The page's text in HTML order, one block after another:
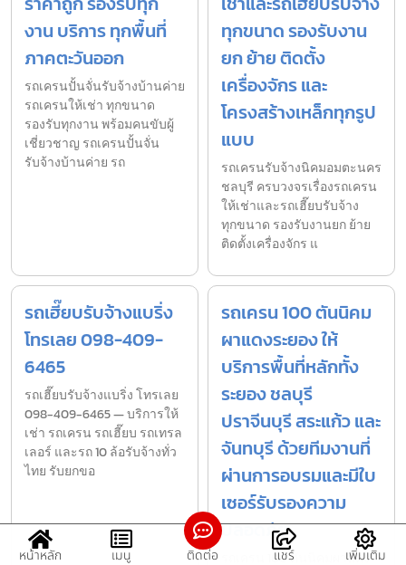
งาน บริการ ทุกพื้นที่
ภาคตะวันออก
รถเครนปั้นจั่นรับจ้างบ้านค่าย
รถเครนให้เช่า ทุกขนาด
รองรับทุกงาน พร้อมคนขับผู้
เชี่ยวชาญ รถเครนปั้นจั่น
รับจ้างบ้านค่าย รถ
ทุกขนาด รองรับงาน
ยก ย้าย ติดตั้ง
เครื่องจักร และ
โครงสร้างเหล็กทุกรูป
แบบ
รถเครนรับจ้างนิคมอมตะนคร
ชลบุรี ครบวงจรเรื่องรถเครน
ให้เช่าและรถเฮี๊ยบรับจ้าง
ทุกขนาด รองรับงานยก ย้าย
ติดตั้งเครื่องจักร แ
รถเฮี๊ยบรับจ้างแบริ่ง
โทรเลย 098-409-
6465
รถเฮี๊ยบรับจ้างแบริ่ง โทรเลย
098-409-6465 — บริการให้
เช่า รถเครน รถเฮี๊ยบ รถเทรล
เลอร์ และรถ 10 ล้อรับจ้างทั่ว
ไทย รับยกขอ
รถเครน 100 ตันนิคม
ผาแดงระยอง ให้
บริการพื้นที่หลักทั้ง
ระยอง ชลบุรี
ปราจีนบุรี สระแก้ว และ
จันทบุรี ด้วยทีมงานที่
ผ่านการอบรมและมีใบ
เซอร์รับรองความ
ปลอดภัย
รถเครน 100 ตันนิคมผาแดง
หน้าหลัก เมนู ติดต่อ แชร์ เพิ่มเติม